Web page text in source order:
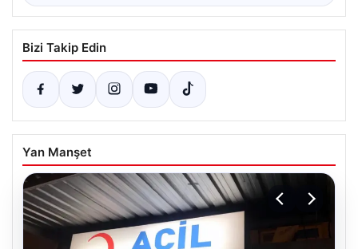
Bizi Takip Edin
Yan Manşet